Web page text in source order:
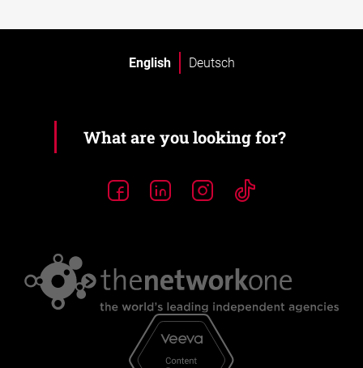
English Deutsch